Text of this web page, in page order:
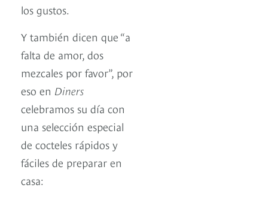
los gustos.
Y también dicen que “a
falta de amor, dos
mezcales por favor”, por
eso en Diners
celebramos su día con
una selección especial
de cocteles rápidos y
fáciles de preparar en
casa: